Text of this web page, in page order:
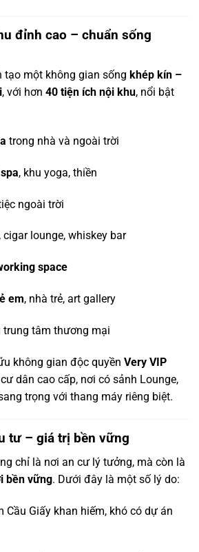
đỉnh cao – chuẩn sống
tạo một không gian sống khép kín –
, với hơn 40 tiện ích nội khu, nổi bật
trong nhà và ngoài trời
, khu yoga, thiền
ngoài trời
cigar lounge, whiskey bar
space
em, nhà trẻ, art gallery
trung tâm thương mại
không gian độc quyền Very VIP
dân cao cấp, nơi có sảnh Lounge,
trọng với thang máy riêng biệt.
tư – giá trị bền vững
chỉ là nơi an cư lý tưởng, mà còn là
bền vững. Dưới đây là một số lý do:
Cầu Giấy khan hiếm, khó có dự án